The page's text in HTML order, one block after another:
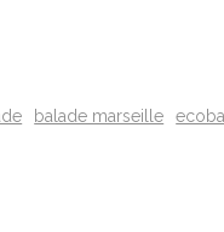
balade marseille